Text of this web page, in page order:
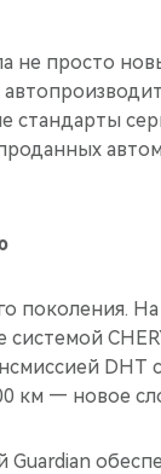
не просто
стандарты
поколения.
DHT
км — новое
Guardian